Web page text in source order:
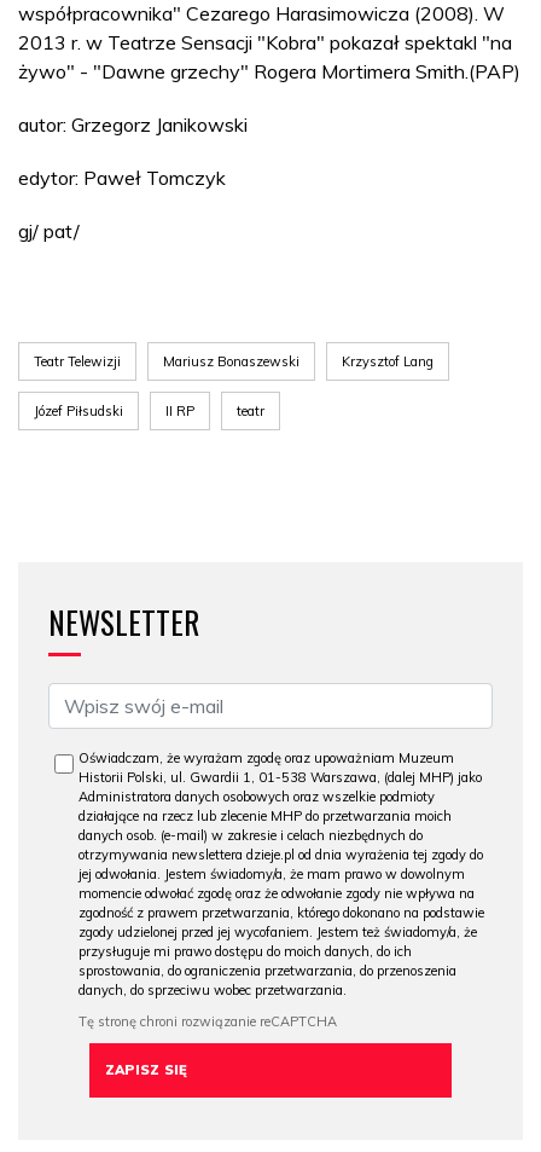
współpracownika" Cezarego Harasimowicza (2008). W
2013 r. w Teatrze Sensacji "Kobra" pokazał spektakl "na
żywo" - "Dawne grzechy" Rogera Mortimera Smith.(PAP)
autor: Grzegorz Janikowski
edytor: Paweł Tomczyk
gj/ pat/
Teatr Telewizji Mariusz Bonaszewski Krzysztof Lang
Józef Piłsudski II RP teatr
NEWSLETTER
Oświadczam, że wyrażam zgodę oraz upoważniam Muzeum
Historii Polski, ul. Gwardii 1, 01-538 Warszawa, (dalej MHP) jako
Administratora danych osobowych oraz wszelkie podmioty
działające na rzecz lub zlecenie MHP do przetwarzania moich
danych osob. (e-mail) w zakresie i celach niezbędnych do
otrzymywania newslettera dzieje.pl od dnia wyrażenia tej zgody do
jej odwołania. Jestem świadomy/a, że mam prawo w dowolnym
momencie odwołać zgodę oraz że odwołanie zgody nie wpływa na
zgodność z prawem przetwarzania, którego dokonano na podstawie
zgody udzielonej przed jej wycofaniem. Jestem też świadomy/a, że
przysługuje mi prawo dostępu do moich danych, do ich
sprostowania, do ograniczenia przetwarzania, do przenoszenia
danych, do sprzeciwu wobec przetwarzania.